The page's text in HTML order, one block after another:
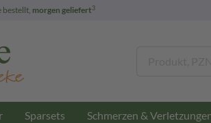
bestellt, morgen geliefert3
Sparsets Schmerzen &